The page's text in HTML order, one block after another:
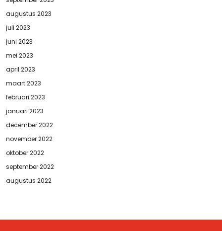
augustus 2023
juli 2023
juni 2023
mei 2023
april 2023
maart 2023
februari 2023
januari 2023
december 2022
november 2022
oktober 2022
september 2022
augustus 2022